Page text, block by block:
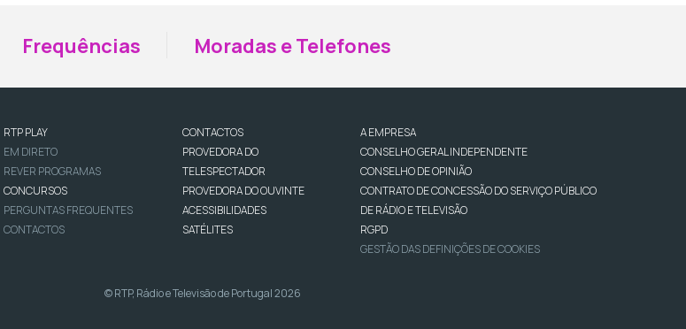
Frequências Moradas e Telefones
RTP PLAY
EM DIRETO
REVER PROGRAMAS
CONCURSOS
PERGUNTAS FREQUENTES
CONTACTOS
CONTACTOS
PROVEDORA DO
TELESPECTADOR
PROVEDORA DO OUVINTE
ACESSIBILIDADES
SATÉLITES
A EMPRESA
CONSELHO GERAL INDEPENDENTE
CONSELHO DE OPINIÃO
CONTRATO DE CONCESSÃO DO SERVIÇO PÚBLICO
DE RÁDIO E TELEVISÃO
RGPD
GESTÃO DAS DEFINIÇÕES DE COOKIES
© RTP, Rádio e Televisão de Portugal 2026